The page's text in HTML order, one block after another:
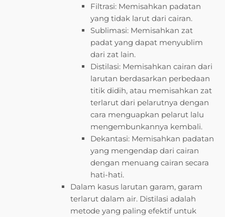
Filtrasi: Memisahkan padatan
yang tidak larut dari cairan.
Sublimasi: Memisahkan zat
padat yang dapat menyublim
dari zat lain.
Distilasi: Memisahkan cairan dari
larutan berdasarkan perbedaan
titik didih, atau memisahkan zat
terlarut dari pelarutnya dengan
cara menguapkan pelarut lalu
mengembunkannya kembali.
Dekantasi: Memisahkan padatan
yang mengendap dari cairan
dengan menuang cairan secara
hati-hati.
Dalam kasus larutan garam, garam
terlarut dalam air. Distilasi adalah
metode yang paling efektif untuk